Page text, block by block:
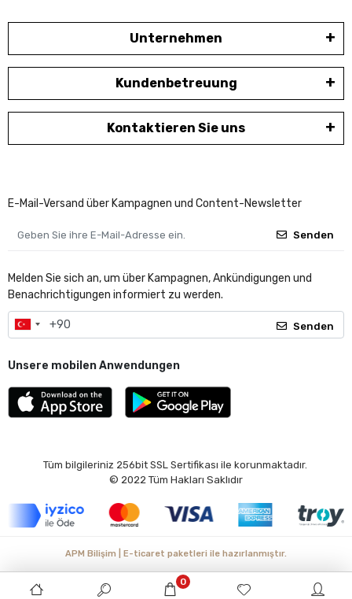
Unternehmen
Kundenbetreuung
Kontaktieren Sie uns
E-Mail-Versand über Kampagnen und Content-Newsletter
Senden
Melden Sie sich an, um über Kampagnen, Ankündigungen und
Benachrichtigungen informiert zu werden.
Senden
Unsere mobilen Anwendungen
Tüm bilgileriniz 256bit SSL Sertifikası ile korunmaktadır.
© 2022 Tüm Hakları Saklıdır
0
APM Bilişim | E-ticaret paketleri ile hazırlanmıştır.